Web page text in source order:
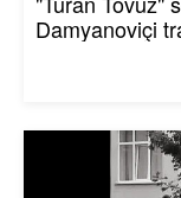
Damyanoviçi